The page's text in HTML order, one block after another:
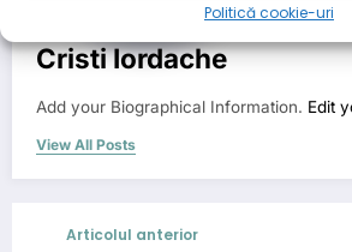
Politică cookie-uri
Cristi Iordache
Add your Biographical Information. Edit
View All Posts
Articolul anterior